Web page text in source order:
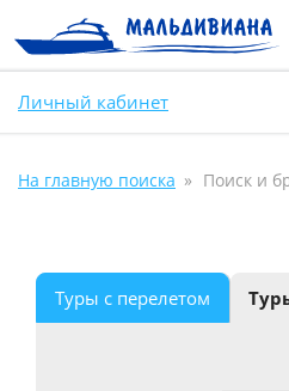
Личный кабинет
На главную поиска Поиск и
Туры с перелетом